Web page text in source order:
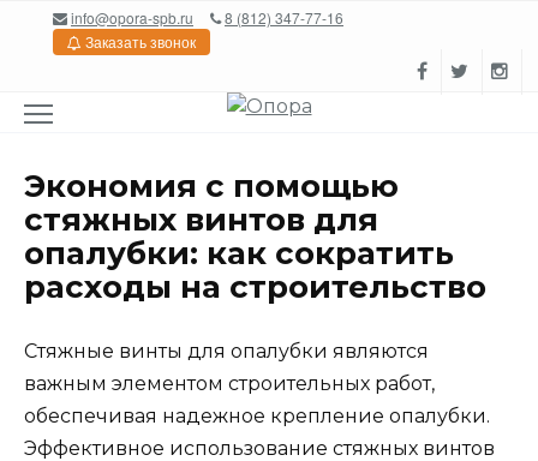
Перейтиinfo@opora-spb.ru
8 (812) 347-77-16
Заказать звонок
Экономия с помощью
стяжных винтов для
опалубки: как сократить
расходы на строительство
Стяжные винты для опалубки являются
важным элементом строительных работ,
обеспечивая надежное крепление опалубки.
Эффективное использование стяжных винтов